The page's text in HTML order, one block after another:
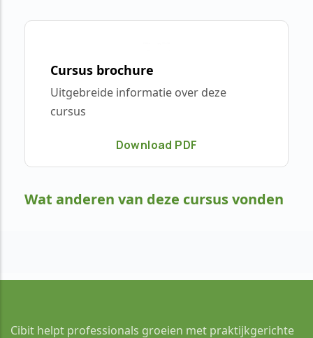
Cursus brochure
Uitgebreide informatie over deze
cursus
Download PDF
Wat anderen van deze cursus vonden
Cibit helpt professionals groeien met praktijkgerichte